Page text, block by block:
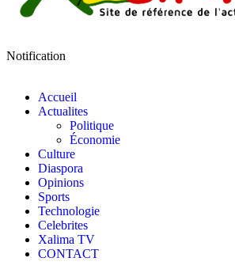
Notification
Accueil
Actualites
Politique
Économie
Culture
Diaspora
Opinions
Sports
Technologie
Celebrites
Xalima TV
CONTACT